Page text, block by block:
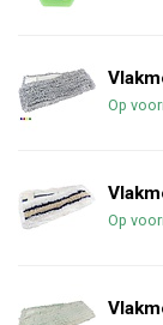
Op
Op